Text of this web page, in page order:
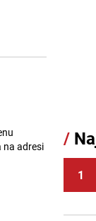
na adresi
12
/
1